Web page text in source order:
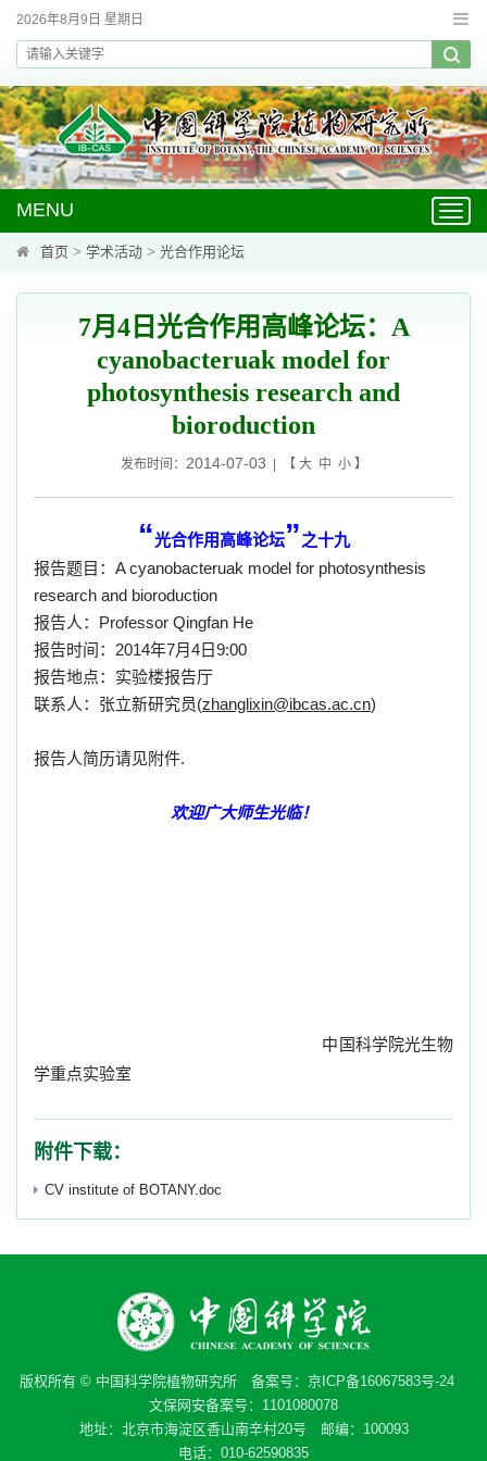
2026年8月9日 星期日
MENU
首页 > 学术活动 > 光合作用论坛
7月4日光合作用高峰论坛：A
cyanobacteruak model for
photosynthesis research and
bioroduction
发布时间： 2014-07-03 | 【 大 中 小】
“光合作用高峰论坛”之十九
报告题目： A cyanobacteruak model for photosynthesis
research and bioroduction
报告人： Professor Qingfan He
报告时间： 2014年7月4日9:00
报告地点：实验楼报告厅
联系人：张立新研究员(zhanglixin@ibcas.ac.cn)
报告人简历请见附件.
欢迎广大师生光临！
中国科学院光生物
学重点实验室
附件下载：
CV institute of BOTANY.doc
版权所有 © 中国科学院植物研究所 备案号： 京ICP备16067583号-24
文保网安备案号：1101080078
地址：北京市海淀区香山南辛村20号 邮编：100093
电话：010-62590835